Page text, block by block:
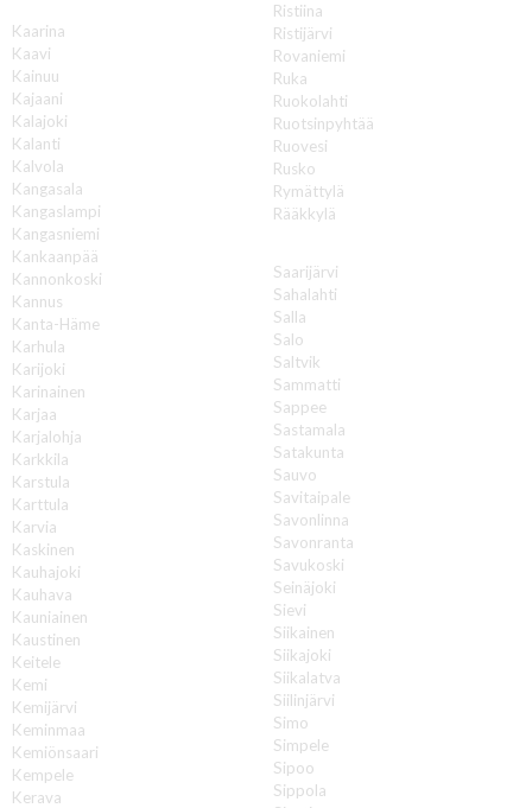
Kaarina
Kaavi
Kainuu
Kajaani
Kalajoki
Kalanti
Kalvola
Kangasala
Kangaslampi
Kangasniemi
Kankaanpää
Kannonkoski
Kannus
Kanta-Häme
Karhula
Karijoki
Karinainen
Karjaa
Karjalohja
Karkkila
Karstula
Karttula
Karvia
Kaskinen
Kauhajoki
Kauhava
Kauniainen
Kaustinen
Keitele
Kemi
Kemijärvi
Keminmaa
Kemiönsaari
Kempele
Kerava
Ristiina
Ristijärvi
Rovaniemi
Ruka
Ruokolahti
Ruotsinpyhtää
Ruovesi
Rusko
Rymättylä
Rääkkylä
Saarijärvi
Sahalahti
Salla
Salo
Saltvik
Sammatti
Sappee
Sastamala
Satakunta
Sauvo
Savitaipale
Savonlinna
Savonranta
Savukoski
Seinäjoki
Sievi
Siikainen
Siikajoki
Siikalatva
Siilinjärvi
Simo
Simpele
Sipoo
Sippola